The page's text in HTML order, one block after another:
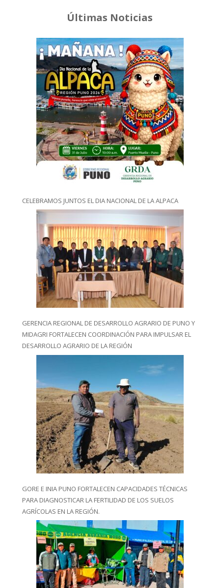
Últimas Noticias
CELEBRAMOS JUNTOS EL DIA NACIONAL DE LA ALPACA
GERENCIA REGIONAL DE DESARROLLO AGRARIO DE PUNO Y
MIDAGRI FORTALECEN COORDINACIÓN PARA IMPULSAR EL
DESARROLLO AGRARIO DE LA REGIÓN
GORE E INIA PUNO FORTALECEN CAPACIDADES TÉCNICAS
PARA DIAGNOSTICAR LA FERTILIDAD DE LOS SUELOS
AGRÍCOLAS EN LA REGIÓN.